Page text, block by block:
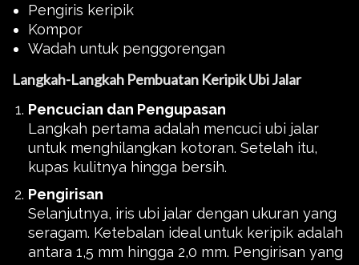
Pengiris keripik
Kompor
Wadah untuk penggorengan
Langkah-Langkah Pembuatan Keripik Ubi Jalar
Pencucian dan Pengupasan
Langkah pertama adalah mencuci ubi jalar
untuk menghilangkan kotoran. Setelah itu,
kupas kulitnya hingga bersih.
Pengirisan
Selanjutnya, iris ubi jalar dengan ukuran yang
seragam. Ketebalan ideal untuk keripik adalah
antara 1,5 mm hingga 2,0 mm. Pengirisan yang